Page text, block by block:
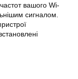
вашого Wi-
сигналом.